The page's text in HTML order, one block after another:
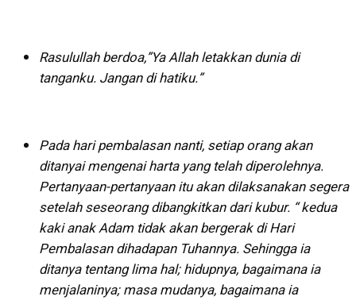
Rasulullah berdoa,”Ya Allah letakkan dunia di
tanganku. Jangan di hatiku.”
Pada hari pembalasan nanti, setiap orang akan
ditanyai mengenai harta yang telah diperolehnya.
Pertanyaan-pertanyaan itu akan dilaksanakan segera
setelah seseorang dibangkitkan dari kubur. “ kedua
kaki anak Adam tidak akan bergerak di Hari
Pembalasan dihadapan Tuhannya. Sehingga ia
ditanya tentang lima hal; hidupnya, bagaimana ia
menjalaninya; masa mudanya, bagaimana ia